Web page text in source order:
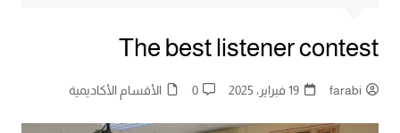
The best listener contest
farabi 19 فبراير، 2025 0 الأقسام الأكاديمية